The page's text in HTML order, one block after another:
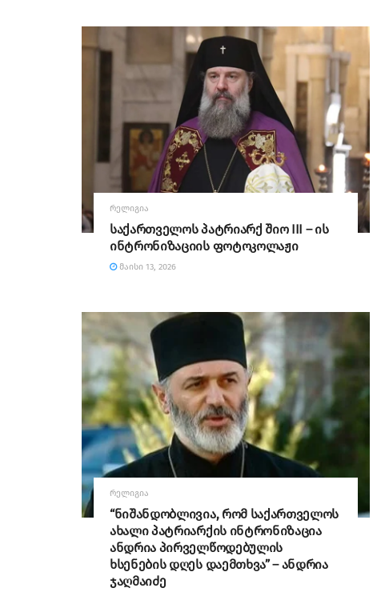
ᲠᲔᲚᲘᲒᲘᲐ
საქართველოს პატრიარქ შიო III – ის
ინტრონიზაციის ფოტოკოლაჟი
ᲛᲐᲘᲡᲘ 13, 2026
ᲠᲔᲚᲘᲒᲘᲐ
“ნიშანდობლივია, რომ საქართველოს
ახალი პატრიარქის ინტრონიზაცია
ანდრია პირველწოდებულის
ხსენების დღეს დაემთხვა” – ანდრია
ჯაღმაიძე